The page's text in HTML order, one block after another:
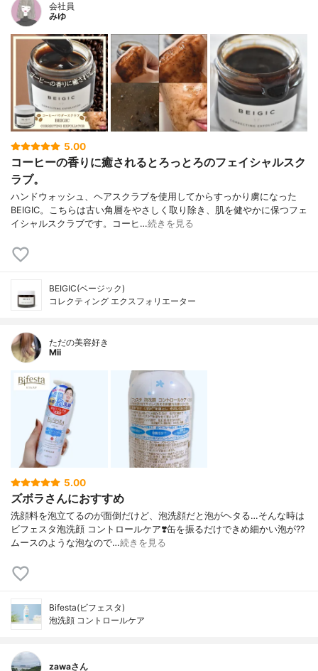
会社員
みゆ
5.00
コーヒーの香りに癒されるとろっとろのフェイシャルスク
ラブ。
ハンドウォッシュ、ヘアスクラブを使用してからすっかり虜になった
BEIGIC。こちらは古い角層をやさしく取り除き、肌を健やかに保つフェ
イシャルスクラブです。コーヒ…続きを見る
BEIGIC(ベージック)
コレクティング エクスフォリエーター
ただの美容好き
Mii
5.00
ズボラさんにおすすめ
洗顔料を泡立てるのが面倒だけど、泡洗顔だと泡がヘタる…そんな時は
ビフェスタ泡洗顔 コントロールケア❣️缶を振るだけできめ細かい泡が?‍?️
ムースのような泡なので…続きを見る
Bifesta(ビフェスタ)
泡洗顔 コントロールケア
zawaさん